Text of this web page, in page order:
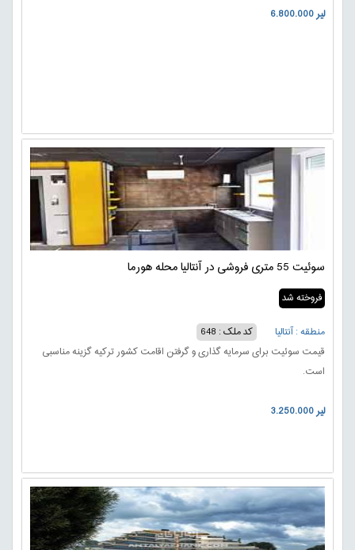
6.800.000 لیر
سوئیت 55 متری فروشی در آنتالیا محله هورما
فروخته شد
منطقه : آنتالیا
کد ملک : 648
قیمت سوئیت برای سرمایه گذاری و گرفتن اقامت کشور ترکیه گزینه مناسبی
است.
3.250.000 لیر